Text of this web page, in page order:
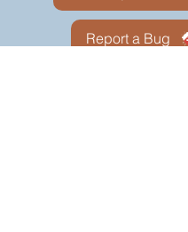
Report a Bug